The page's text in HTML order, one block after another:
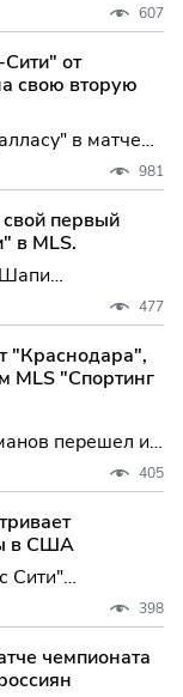
сообщает
607
от
свою вторую
в матче
в Далласе
981
первый
в MLS.
клуба
лиги (MLS)
477
"Краснодара",
MLS "Спортинг
перешел из
Сити",
405
в США
Сити"
Шапи
находятся
398
чемпионата